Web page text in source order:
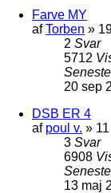
Farve MY
afTorben »
2 Svar
5712
20 sep
DSB ER 4
af poul v. »
3 Svar
6908
13 maj